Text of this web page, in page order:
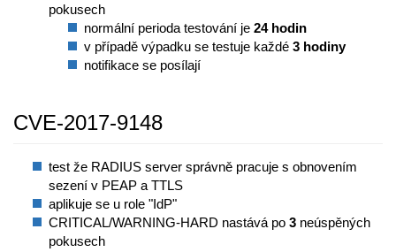
pokusech
normální perioda testování je 24 hodin
v případě výpadku se testuje každé 3 hodiny
notifikace se posílají
CVE-2017-9148
test že RADIUS server správně pracuje s obnovením
sezení v PEAP a TTLS
aplikuje se u role "IdP"
CRITICAL/WARNING-HARD nastává po 3 neúspěných
pokusech